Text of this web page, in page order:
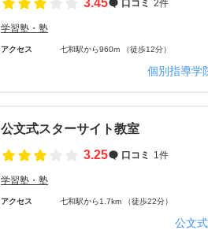
3.45
口コミ 2件
学習塾・塾
アクセス 七和駅から960m （徒歩12分）
個別指導学
公文式スターサイト教室
3.25
口コミ 1件
学習塾・塾
アクセス 七和駅から1.7km （徒歩22分）
公文